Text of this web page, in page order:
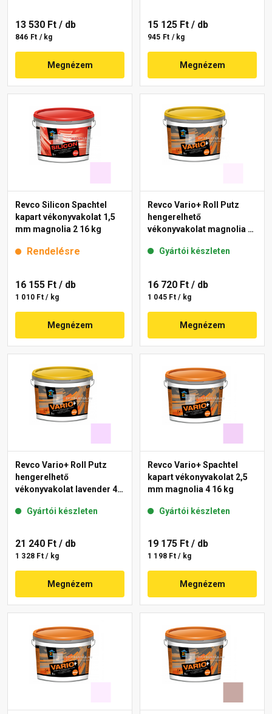
13 530 Ft / db
846 Ft / kg
Megnézem
15 125 Ft / db
945 Ft / kg
Megnézem
Revco Silicon Spachtel
kapart vékonyvakolat 1,5
mm magnolia 2 16 kg
Rendelésre
16 155 Ft / db
1 010 Ft / kg
Megnézem
Revco Vario+ Roll Putz
hengerelhető
vékonyvakolat magnolia 1
Gyártói készleten
16 720 Ft / db
1 045 Ft / kg
Megnézem
Revco Vario+ Roll Putz
hengerelhető
vékonyvakolat lavender 4
Gyártói készleten
21 240 Ft / db
1 328 Ft / kg
Megnézem
Revco Vario+ Spachtel
kapart vékonyvakolat 2,5
mm magnolia 4 16 kg
Gyártói készleten
19 175 Ft / db
1 198 Ft / kg
Megnézem